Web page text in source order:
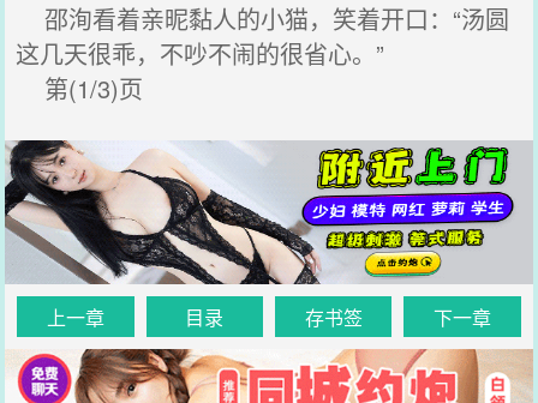
邵洵看着亲昵黏人的小猫，笑着开口：“汤圆
这几天很乖，不吵不闹的很省心。”
第(1/3)页
上一章 目录 存书签 下一章